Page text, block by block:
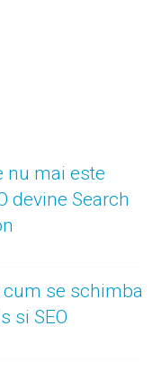
nu mai este
devine Search
cum se schimba
si SEO